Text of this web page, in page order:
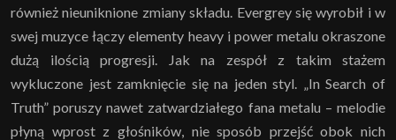
również nieuniknione zmiany składu. Evergrey się wyrobił i w
swej muzyce łączy elementy heavy i power metalu okraszone
dużą ilością progresji. Jak na zespół z takim stażem
wykluczone jest zamknięcie się na jeden styl. „In Search of
Truth” poruszy nawet zatwardziałego fana metalu – melodie
płyną wprost z głośników, nie sposób przejść obok nich